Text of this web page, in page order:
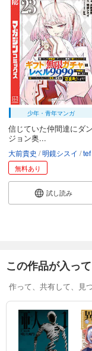
少年・青年マンガ
信じていた仲間達にダン
ジョン奥...
大前貴史 明鏡シスイ tef
無料あり
試し読み
この作品が入っ
作って、共有して、見